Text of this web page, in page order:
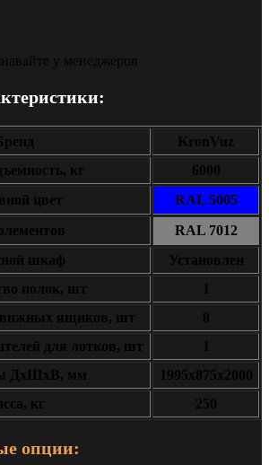
у менеджеров
KronVuz
кг
6000
цвет
RAL 5005
RAL 7012
шкаф
Установлен
полок, шт
1
ящиков, шт
8
для лотков, шт
1
ДxШxВ, мм
1995х875х2000
кг
250
опции: